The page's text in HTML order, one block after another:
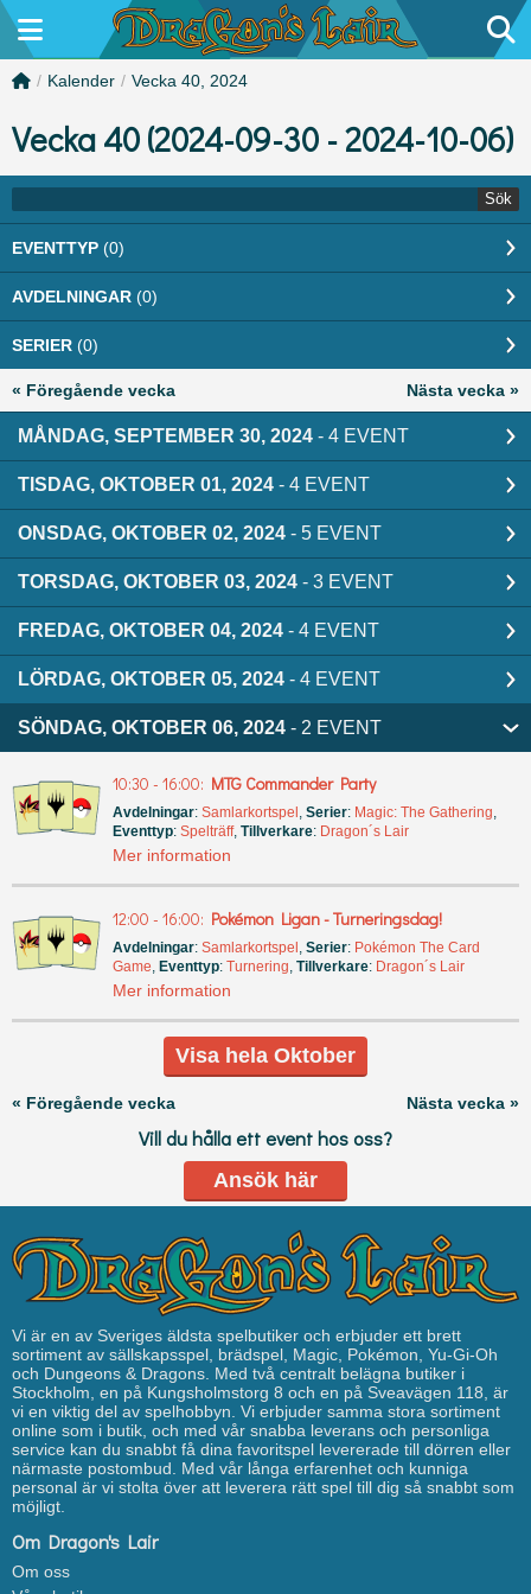
/ Kalender / Vecka 40, 2024
Vecka 40 (2024-09-30 - 2024-10-06)
Sök
EVENTTYP (0)
AVDELNINGAR (0)
SERIER (0)
« Föregående vecka Nästa vecka »
MÅNDAG, SEPTEMBER 30, 2024 - 4 EVENT
TISDAG, OKTOBER 01, 2024 - 4 EVENT
ONSDAG, OKTOBER 02, 2024 - 5 EVENT
TORSDAG, OKTOBER 03, 2024 - 3 EVENT
FREDAG, OKTOBER 04, 2024 - 4 EVENT
LÖRDAG, OKTOBER 05, 2024 - 4 EVENT
SÖNDAG, OKTOBER 06, 2024 - 2 EVENT
10:30 - 16:00: MTG Commander Party
Avdelningar: Samlarkortspel Serier: Magic: The Gathering
Eventtyp: Spelträff, Tillverkare: Dragon´s Lair
Mer information
12:00 - 16:00: Pokémon Ligan - Turneringsdag!
Avdelningar: Samlarkortspel Serier: Pokémon The Card
Game Eventtyp: Turnering Tillverkare: Dragon´s Lair
Mer information
Visa hela Oktober
« Föregående vecka Nästa vecka »
Vill du hålla ett event hos oss?
Ansök här
Vi är en av Sveriges äldsta spelbutiker och erbjuder ett brett
sortiment av sällskapsspel, brädspel, Magic, Pokémon, Yu-Gi-Oh
och Dungeons & Dragons. Med två centralt belägna butiker i
Stockholm, en på Kungsholmstorg 8 och en på Sveavägen 118, är
vi en viktig del av spelhobbyn. Vi erbjuder samma stora sortiment
online som i butik, och med vår snabba leverans och personliga
service kan du snabbt få dina favoritspel levererade till dörren eller
närmaste postombud. Med vår långa erfarenhet och kunniga
personal är vi stolta över att leverera rätt spel till dig så snabbt som
möjligt.
Om Dragon's Lair
Om oss